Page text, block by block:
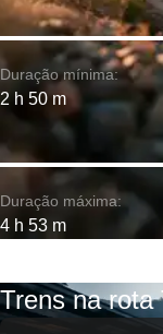
Duração mínima:
2 h 50 m
Duração máxima:
4 h 53 m
Trens na rota